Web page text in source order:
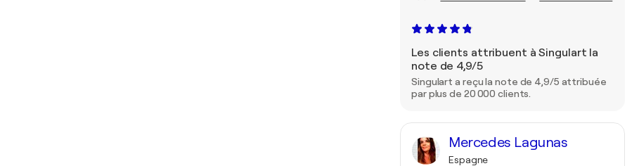
Les clients attribuent à Singulart la
note de 4,9/5
Singulart a reçu la note de 4,9/5 attribuée
par plus de 20 000 clients.
Mercedes Lagunas
Espagne